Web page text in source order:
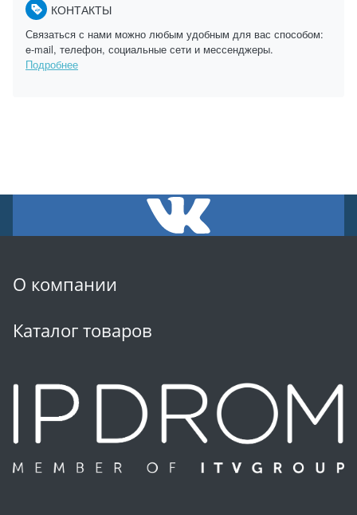
КОНТАКТЫ
Связаться с нами можно любым удобным для вас способом:
e-mail, телефон, социальные сети и мессенджеры.
Подробнее
О компании
Каталог товаров